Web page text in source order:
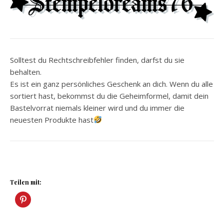
Solltest du Rechtschreibfehler finden, darfst du sie
behalten.
Es ist ein ganz persönliches Geschenk an dich. Wenn du alle
sortiert hast, bekommst du die Geheimformel, damit dein
Bastelvorrat niemals kleiner wird und du immer die
neuesten Produkte hast
Teilen mit: